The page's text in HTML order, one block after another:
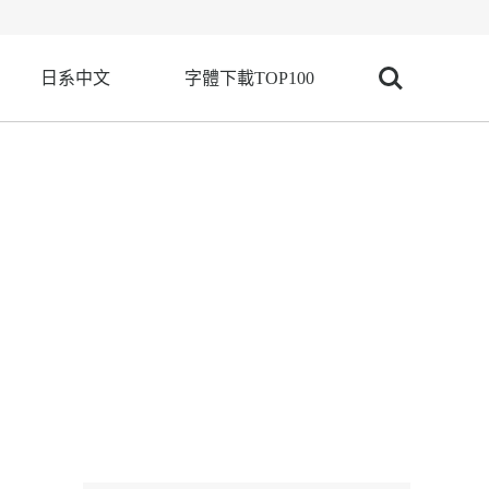
日系中文 字體下載TOP100